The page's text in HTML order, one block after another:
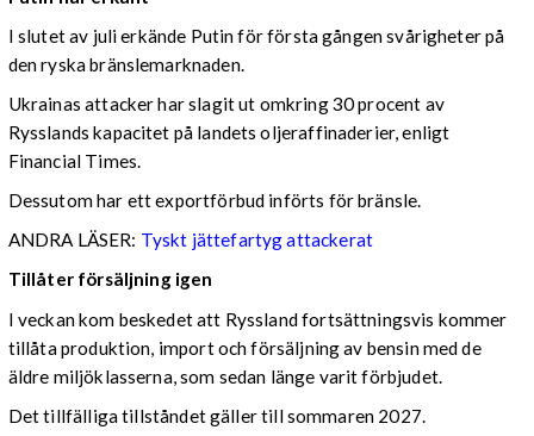
I slutet av juli erkände Putin för första gången svårigheter på
den ryska bränslemarknaden.
Ukrainas attacker har slagit ut omkring 30 procent av
Rysslands kapacitet på landets oljeraffinaderier, enligt
Financial Times.
Dessutom har ett exportförbud införts för bränsle.
ANDRA LÄSER: Tyskt jättefartyg attackerat
Tillåter försäljning igen
I veckan kom beskedet att Ryssland fortsättningsvis kommer
tillåta produktion, import och försäljning av bensin med de
äldre miljöklasserna, som sedan länge varit förbjudet.
Det tillfälliga tillståndet gäller till sommaren 2027.